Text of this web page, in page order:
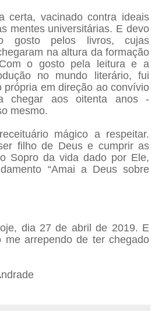
certa, vacinado contra ideais
mentes universitárias. E devo
gosto pelos livros, cujas
na altura da formação
o gosto pela leitura e a
no mundo literário, fui
própria em direção ao convívio
chegar aos oitenta anos -
mesmo.
mágico a respeitar.
filho de Deus e cumprir as
Sopro da vida dado por Ele,
“Amai a Deus sobre
dia 27 de abril de 2019. E
me arrependo de ter chegado